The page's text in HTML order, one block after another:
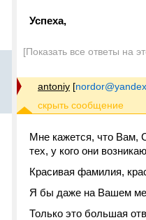
Успеха,
[Показать все ответы на
antoniy [
Мне кажется, что Вам,
тех, у кого они
Красивая фамилия,
Я бы даже на Вашем
Только это большая